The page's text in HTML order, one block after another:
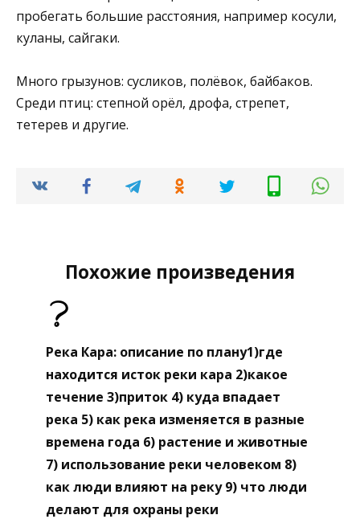
пробегать большие расстояния, например косули,
куланы, сайгаки.
Много грызунов: сусликов, полёвок, байбаков.
Среди птиц: степной орёл, дрофа, стрепет,
тетерев и другие.
Похожие произведения
Река Кара: описание по плану1)где
находится исток реки кара 2)какое
течение 3)приток 4) куда впадает
река 5) как река изменяется в разные
времена года 6) растение и животные
7) использование реки человеком 8)
как люди влияют на реку 9) что люди
делают для охраны реки